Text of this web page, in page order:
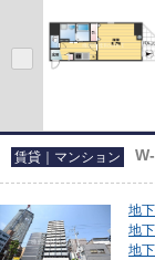
賃貸｜マンション
地
地
地